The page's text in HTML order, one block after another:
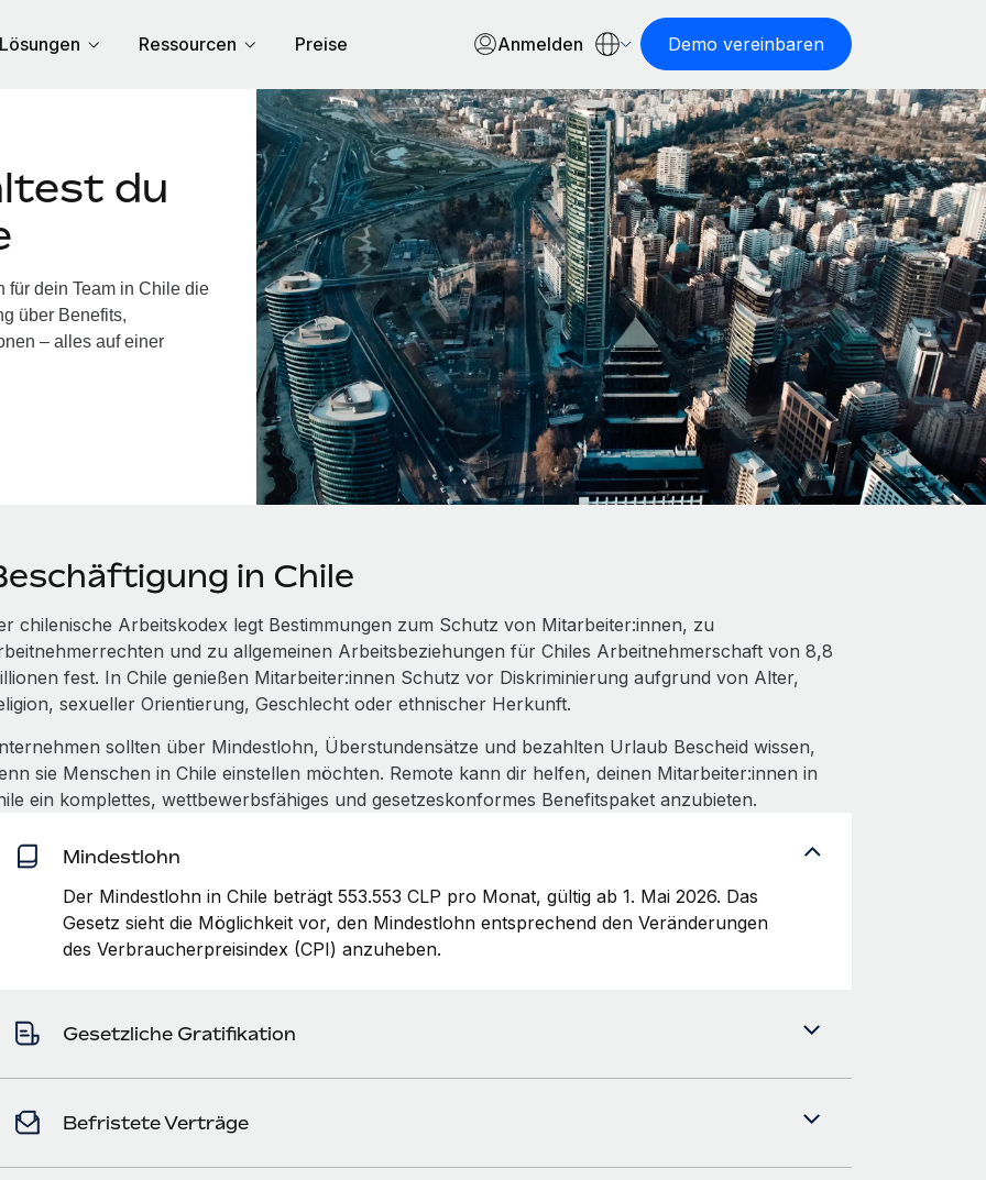
Ressourcen Preise Anmelden Demo vereinbaren
du
für dein Team in Chile die
über Benefits,
– alles auf einer
in Chile
chilenische Arbeitskodex legt Bestimmungen zum Schutz von Mitarbeiter:innen, zu
und zu allgemeinen Arbeitsbeziehungen für Chiles Arbeitnehmerschaft von 8,8
fest. In Chile genießen Mitarbeiter:innen Schutz vor Diskriminierung aufgrund von Alter,
sexueller Orientierung, Geschlecht oder ethnischer Herkunft.
sollten über Mindestlohn, Überstundensätze und bezahlten Urlaub Bescheid wissen,
sie Menschen in Chile einstellen möchten. Remote kann dir helfen, deinen Mitarbeiter:innen in
ein komplettes, wettbewerbsfähiges und gesetzeskonformes Benefitspaket anzubieten.
Mindestlohn
Der Mindestlohn in Chile beträgt 553.553 CLP pro Monat, gültig ab 1. Mai 2026. Das
Gesetz sieht die Möglichkeit vor, den Mindestlohn entsprechend den Veränderungen
des Verbraucherpreisindex (CPI) anzuheben.
Gesetzliche Gratifikation
Befristete Verträge